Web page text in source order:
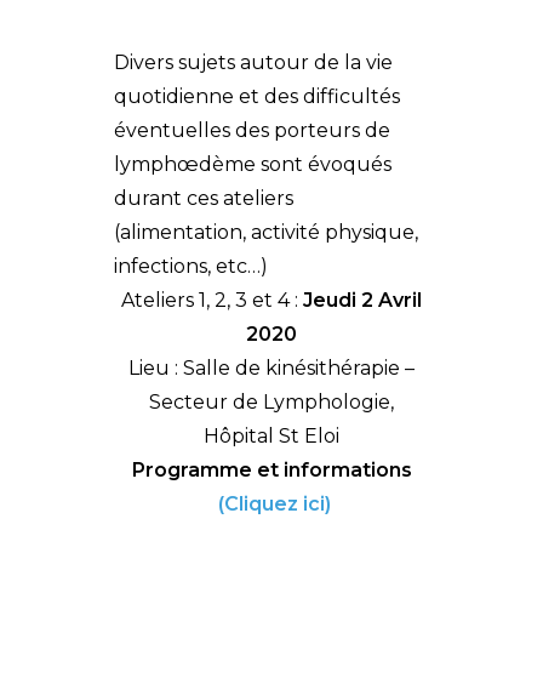
Divers sujets autour de la vie
quotidienne et des difficultés
éventuelles des porteurs de
lymphœdème sont évoqués
durant ces ateliers
(alimentation, activité physique,
infections, etc…)
Ateliers 1, 2, 3 et 4 : Jeudi 2 Avril
2020
Lieu : Salle de kinésithérapie –
Secteur de Lymphologie,
Hôpital St Eloi
Programme et informations
(Cliquez ici)